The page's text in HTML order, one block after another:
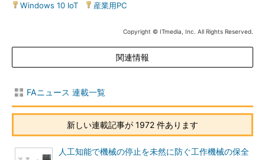
Windows 10 IoT
産業用PC
Copyright © ITmedia, Inc. All Rights Reserved.
関連情報
FAニュース 連載一覧
新しい連載記事が 1972 件あります
人工知能で機械の停止を未然に防ぐ工作機械の保全